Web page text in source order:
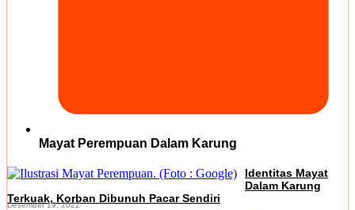
Mayat Perempuan Dalam Karung
Identitas Mayat
Dalam Karung
Terkuak, Korban Dibunuh Pacar Sendiri
Desember 19, 2022